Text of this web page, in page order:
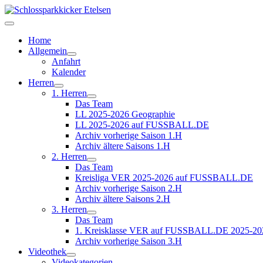
Home
Allgemein
Anfahrt
Kalender
Herren
1. Herren
Das Team
LL 2025-2026 Geographie
LL 2025-2026 auf FUSSBALL.DE
Archiv vorherige Saison 1.H
Archiv ältere Saisons 1.H
2. Herren
Das Team
Kreisliga VER 2025-2026 auf FUSSBALL.DE
Archiv vorherige Saison 2.H
Archiv ältere Saisons 2.H
3. Herren
Das Team
1. Kreisklasse VER auf FUSSBALL.DE 2025-
Archiv vorherige Saison 3.H
Videothek